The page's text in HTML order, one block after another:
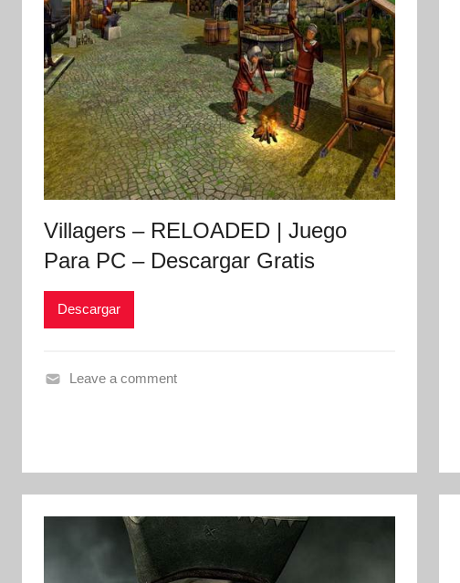
Villagers – RELOADED | Juego
Para PC – Descargar Gratis
Descargar
Leave a comment